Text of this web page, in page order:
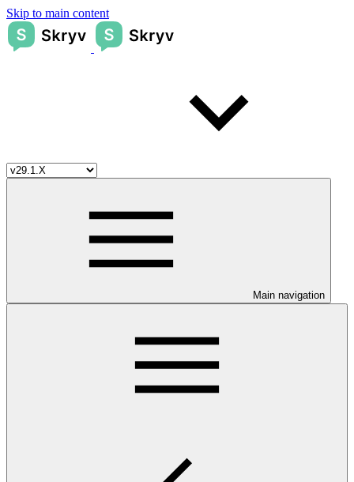
Skip to main content
Main navigation